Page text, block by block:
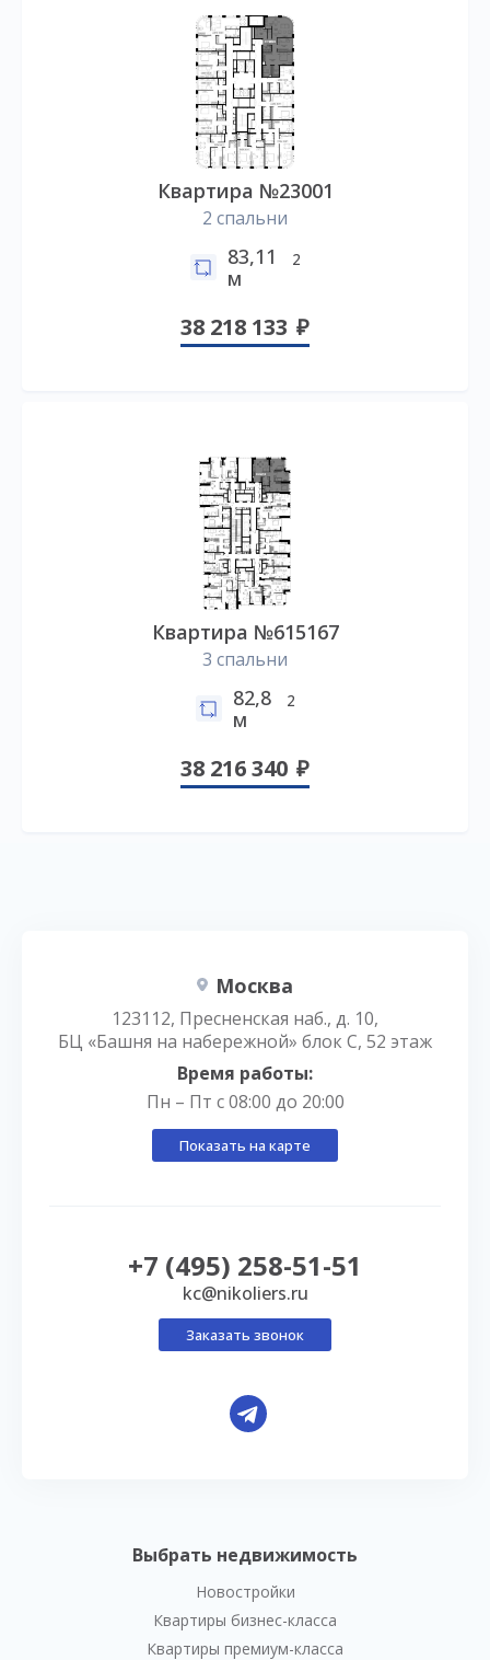
Квартира №23001
2 спальни
83,11
м
2
38 218 133
Квартира №615167
3 спальни
82,8
м
2
38 216 340
Выбрать недвижимость
Новостройки
Квартиры бизнес-класса
Квартиры премиум-класса
Москва
123112, Пресненская наб., д. 10,
БЦ «Башня на набережной» блок С, 52 этаж
Время работы:
Пн – Пт с 08:00 до 20:00
Показать на карте
+7 (495) 258-51-51
kc@nikoliers.ru
Заказать звонок